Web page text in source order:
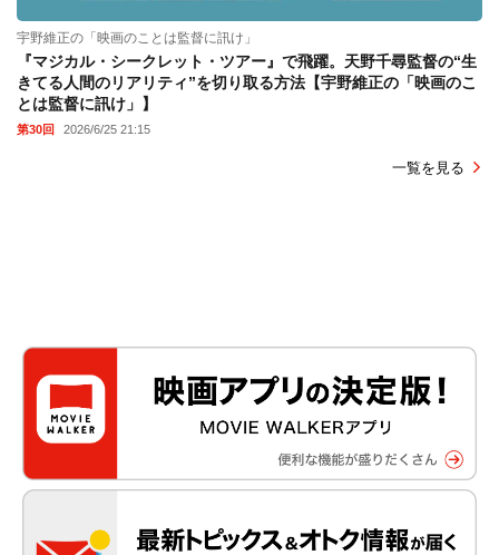
宇野維正の「映画のことは監督に訊け」
『マジカル・シークレット・ツアー』で飛躍。天野千尋監督の“生
きてる人間のリアリティ”を切り取る方法【宇野維正の「映画のこ
とは監督に訊け」】
第30回 2026/6/25 21:15
一覧を見る